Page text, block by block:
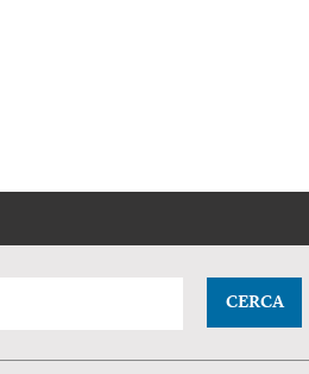
CERCA